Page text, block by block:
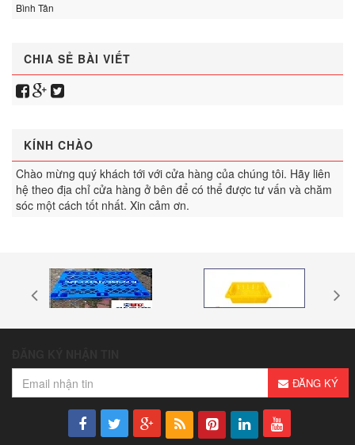
Bình Tân
CHIA SẺ BÀI VIẾT
KÍNH CHÀO
Chào mừng quý khách tới với cửa hàng của chúng tôi. Hãy liên
hệ theo địa chỉ cửa hàng ở bên để có thể được tư vấn và chăm
sóc một cách tốt nhất. Xin cảm ơn.
ĐĂNG KÝ